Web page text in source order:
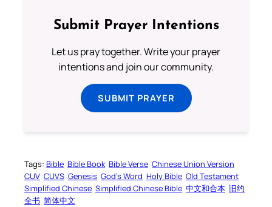
Submit Prayer Intentions
Let us pray together. Write your prayer
intentions and join our community.
SUBMIT PRAYER
Tags: Bible Bible Book Bible Verse Chinese Union Version
CUV CUVS Genesis God’s Word Holy Bible Old Testament
Simplified Chinese Simplified Chinese Bible 中文和合本 旧约
全书 简体中文